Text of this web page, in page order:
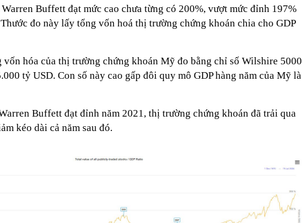
Buffett đạt mức cao chưa từng có 200%, vượt mức đỉnh 197%
đo này lấy tổng vốn hoá thị trường chứng khoán chia cho GDP
vốn hóa của thị trường chứng khoán Mỹ đo bằng chỉ số Wilshire 5000
tỷ USD. Con số này cao gấp đôi quy mô GDP hàng năm của Mỹ là
Buffett đạt đỉnh năm 2021, thị trường chứng khoán đã trải qua
kéo dài cả năm sau đó.